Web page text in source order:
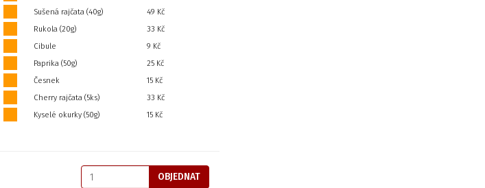
Sušená rajčata (40g)
49 Kč
Rukola (20g)
33 Kč
Cibule
9 Kč
Paprika (50g)
25 Kč
Česnek
15 Kč
Cherry rajčata (5ks)
33 Kč
Kyselé okurky (50g)
15 Kč
OBJEDNAT